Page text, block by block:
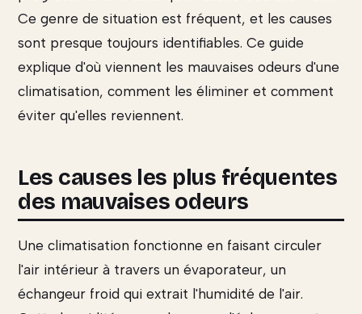
Ce genre de situation est fréquent, et les causes
sont presque toujours identifiables. Ce guide
explique d'où viennent les mauvaises odeurs d'une
climatisation, comment les éliminer et comment
éviter qu'elles reviennent.
Les causes les plus fréquentes
des mauvaises odeurs
Une climatisation fonctionne en faisant circuler
l'air intérieur à travers un évaporateur, un
échangeur froid qui extrait l'humidité de l'air.